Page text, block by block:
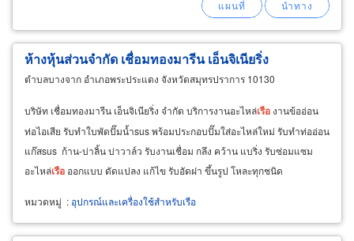
ห้างหุ้นส่วนจำกัด เชื่อมทองมารีน เอ็นจิเนียริ่ง
ตำบลบางจาก อำเภอพระประแดง จังหวัดสมุทรปราการ 10130
บริษัท เชื่อมทองมารีน เอ็นจิเนียริ่ง จำกัด บริการงานอะไหล่เรือ งานข้ออ่อน
ท่อไอเสีย รับทำใบพัดปั๊มน้ำsus พร้อมประกอบปั๊มใส่อะไหล่ใหม่ รับทำท่ออ่อน
แก๊สsus ก้าน-บ่าลิ้น บ่าวาล์ว รับงานเชื่อม กลึง คว้าน แบริ่ง รับซ่อมแซม
อะไหล่เรือ ออกแบบ ดัดแปลง แก้ไข รับอัดฝา ขึ้นรูป โหละทุกชนิด
หมวดหมู่ : อุปกรณ์และเครื่องใช้สำหรับเรือ